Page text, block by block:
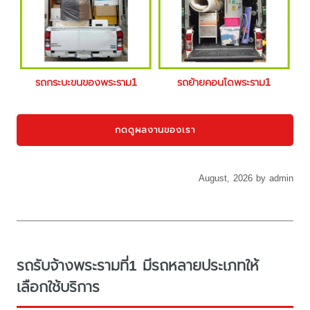
รถกระบะขนของพระราม1 รถย้ายคอนโดพระราม1
กดดูผลงานของเรา
August, 2026 by admin
รถรับจ้างพระรามที่1 มีรถหลายประเภทให้
เลือกใช้บริการ